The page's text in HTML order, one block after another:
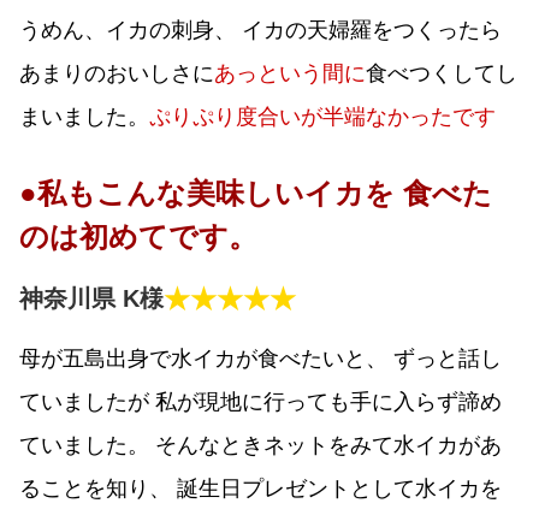
うめん、イカの刺身、 イカの天婦羅をつくったら
あまりのおいしさにあっという間に食べつくしてし
まいました。 ぷりぷり度合いが半端なかったです
●私もこんな美味しいイカを 食べた
のは初めてです。
神奈川県 K様★★★★★
母が五島出身で水イカが食べたいと、 ずっと話し
ていましたが 私が現地に行っても手に入らず諦め
ていました。 そんなときネットをみて水イカがあ
ることを知り、 誕生日プレゼントとして水イカを